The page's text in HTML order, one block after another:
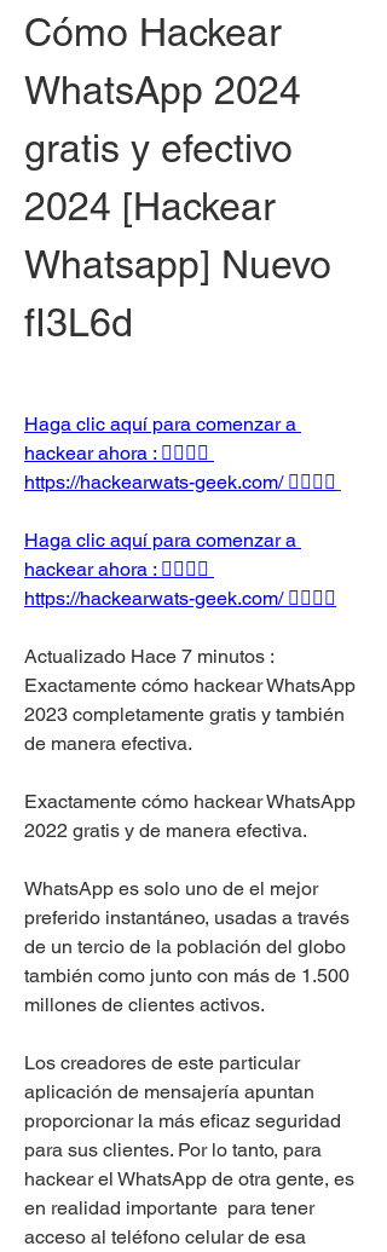
Cómo Hackear
WhatsApp 2024
gratis y efectivo
2024 [Hackear
Whatsapp] Nuevo
fI3L6d
Haga clic aquí para comenzar a
hackear ahora : 👉🏻👉🏻
https://hackearwats-geek.com/ 👈🏻👈🏻
Haga clic aquí para comenzar a
hackear ahora : 👉🏻👉🏻
https://hackearwats-geek.com/ 👈🏻👈🏻
Actualizado Hace 7 minutos :
Exactamente cómo hackear WhatsApp
2023 completamente gratis y también
de manera efectiva.
Exactamente cómo hackear WhatsApp
2022 gratis y de manera efectiva.
WhatsApp es solo uno de el mejor
preferido instantáneo, usadas a través
de un tercio de la población del globo
también como junto con más de 1.500
millones de clientes activos.
Los creadores de este particular
aplicación de mensajería apuntan
proporcionar la más eficaz seguridad
para sus clientes. Por lo tanto, para
hackear el WhatsApp de otra gente, es
en realidad importante  para tener
acceso al teléfono celular de esa